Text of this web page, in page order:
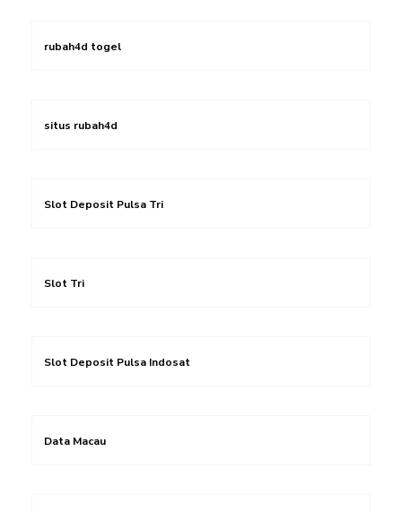
rubah4d togel
situs rubah4d
Slot Deposit Pulsa Tri
Slot Tri
Slot Deposit Pulsa Indosat
Data Macau